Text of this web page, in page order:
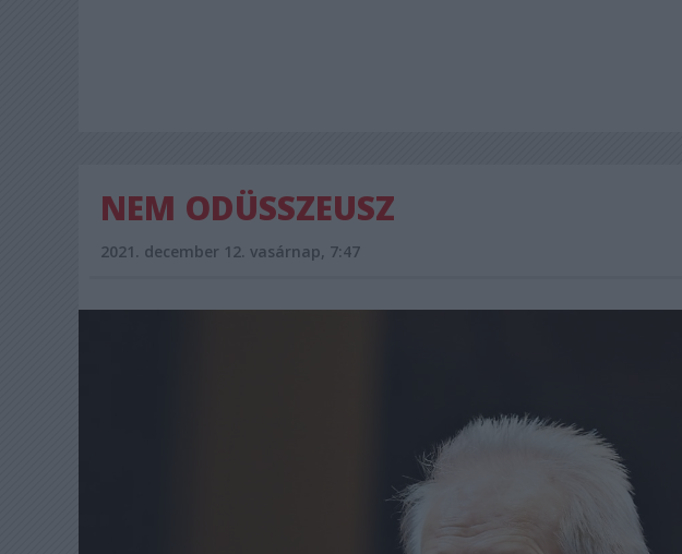
NEM ODÜSSZEUSZ
2021. december 12. vasárnap, 7:47